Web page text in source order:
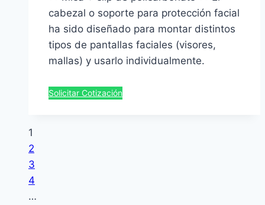
cabezal o soporte para protección facial
ha sido diseñado para montar distintos
tipos de pantallas faciales (visores,
mallas) y usarlo individualmente.
Solicitar Cotización
1
2
3
4
…